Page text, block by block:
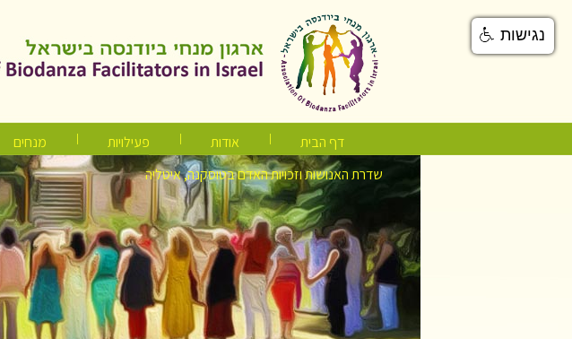
דף הבית אודות פעילויות מנחים
שדרת האנושות וזכויות האדם בטוסקנה, איטליה
נגישות